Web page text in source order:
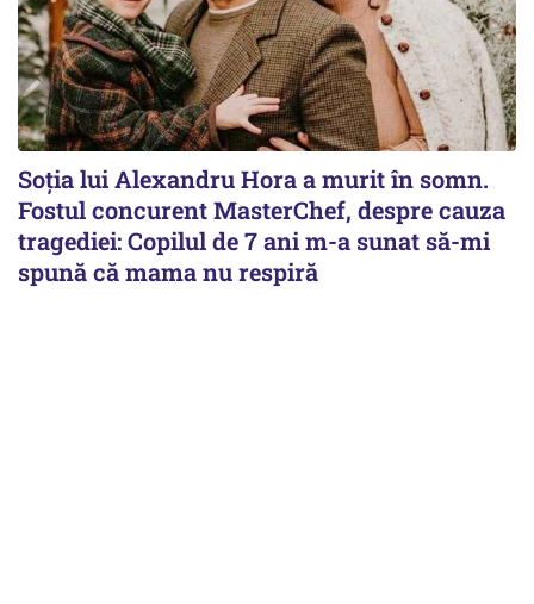
Soția lui Alexandru Hora a murit în somn.
Fostul concurent MasterChef, despre cauza
tragediei: Copilul de 7 ani m-a sunat să-mi
spună că mama nu respiră